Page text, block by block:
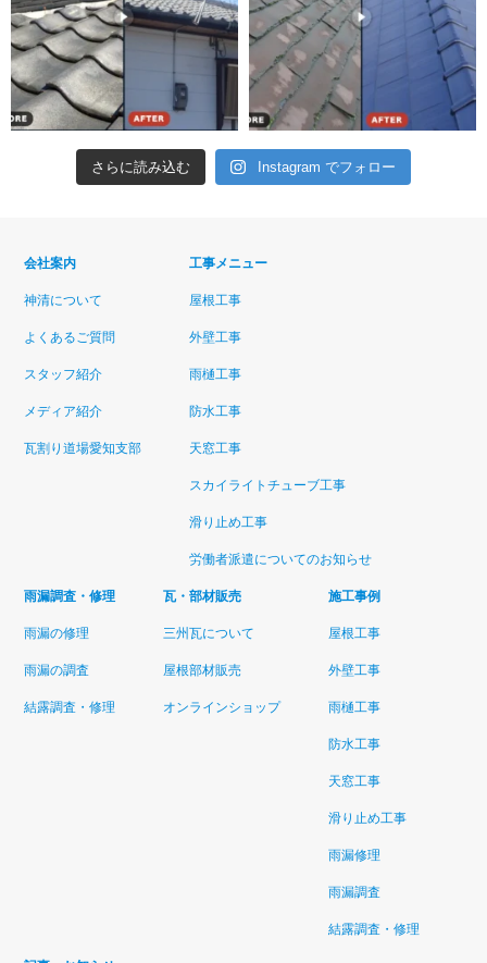
さらに読み込む Instagram でフォロー
会社案内
神清について
よくあるご質問
スタッフ紹介
メディア紹介
瓦割り道場愛知支部
工事メニュー
屋根工事
外壁工事
雨樋工事
防水工事
天窓工事
スカイライトチューブ工事
滑り止め工事
労働者派遣についてのお知らせ
雨漏調査・修理
雨漏の修理
雨漏の調査
結露調査・修理
瓦・部材販売
三州瓦について
屋根部材販売
オンラインショップ
施工事例
屋根工事
外壁工事
雨樋工事
防水工事
天窓工事
滑り止め工事
雨漏修理
雨漏調査
結露調査・修理